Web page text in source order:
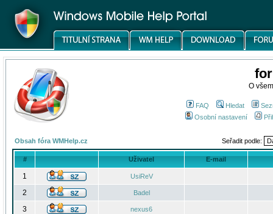
O
FAQ Hledat
Osobní nastavení
Obsah fóra WMHelp.cz Seřadit podle:
# Uživatel E-mail
1 UsiReV
2 Badel
3 nexus6